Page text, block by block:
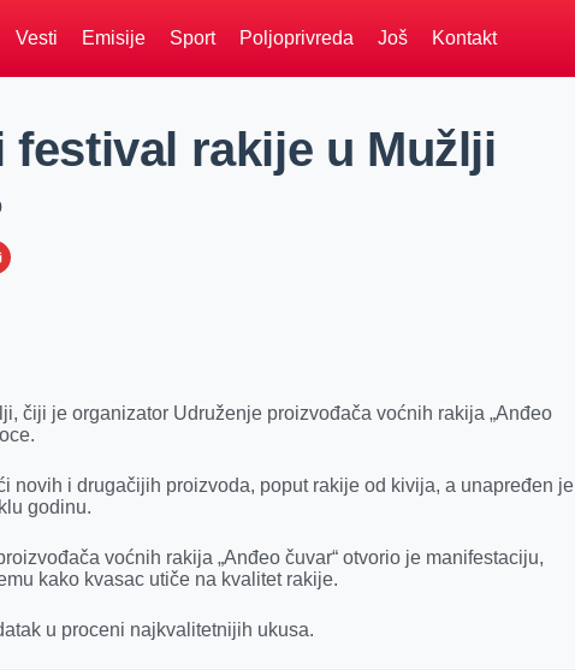
Vesti Emisije Sport Poljoprivreda Još Kontakt
festival rakije u Mužlji
čiji je organizator Udruženje proizvođača voćnih rakija „Anđeo
novih i drugačijih proizvoda, poput rakije od kivija, a unapređen je
godinu.
voćnih rakija „Anđeo čuvar“ otvorio je manifestaciju,
kako kvasac utiče na kvalitet rakije.
u proceni najkvalitetnijih ukusa.